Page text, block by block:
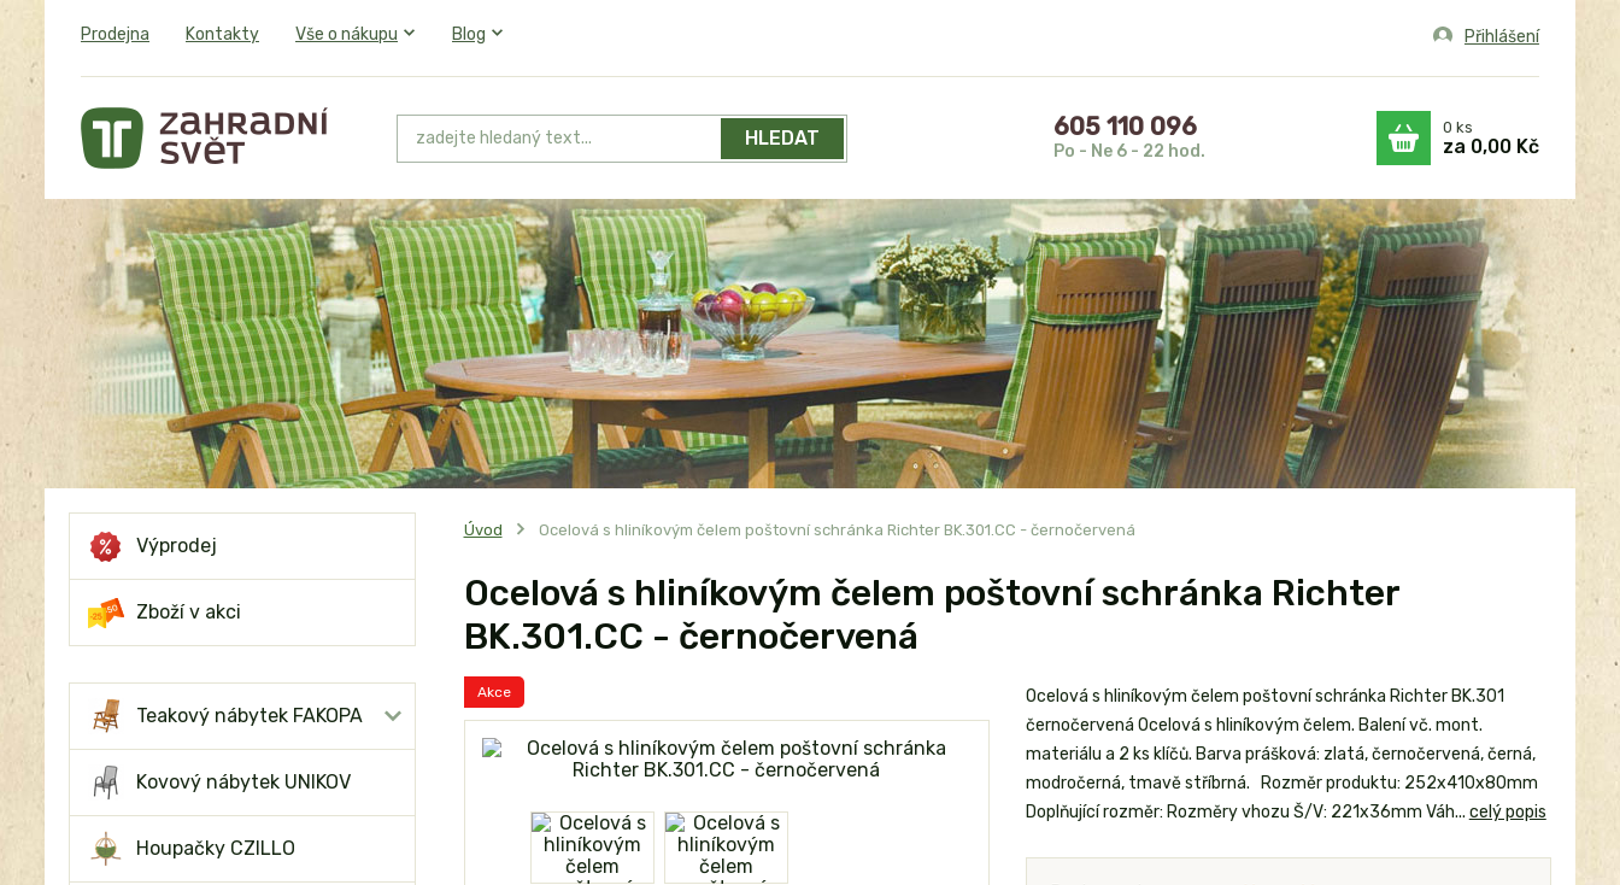
Prodejna Kontakty Vše o nákupu Blog Přihlášení
HLEDAT 605 110 096
Po - Ne 6 - 22 hod.
0 ks
za 0,00 Kč
Výprodej
Zboží v akci
Teakový nábytek FAKOPA
Kovový nábytek UNIKOV
Houpačky CZILLO
Úvod Ocelová s hliníkovým čelem poštovní schránka Richter BK.301.CC - černočervená
Ocelová s hliníkovým čelem poštovní schránka Richter
BK.301.CC - černočervená
Akce
Ocelová s hliníkovým čelem poštovní schránka Richter BK.301
černočervená Ocelová s hliníkovým čelem. Balení vč. mont.
materiálu a 2 ks klíčů. Barva prášková: zlatá, černočervená, černá,
modročerná, tmavě stříbrná. Rozměr produktu: 252x410x80mm
Doplňující rozměr: Rozměry vhozu Š/V: 221x36mm Váh... celý popis